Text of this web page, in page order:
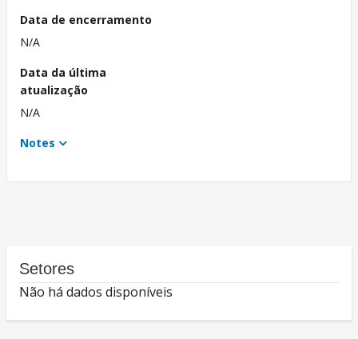
Data de encerramento
N/A
Data da última
atualização
N/A
Notes
Setores
Não há dados disponíveis